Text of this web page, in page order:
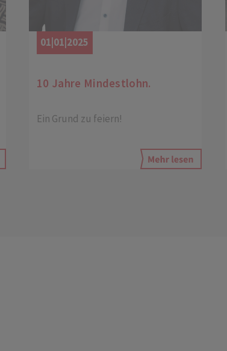
01|01|2025
10 Jahre Mindestlohn.
Ein Grund zu feiern!